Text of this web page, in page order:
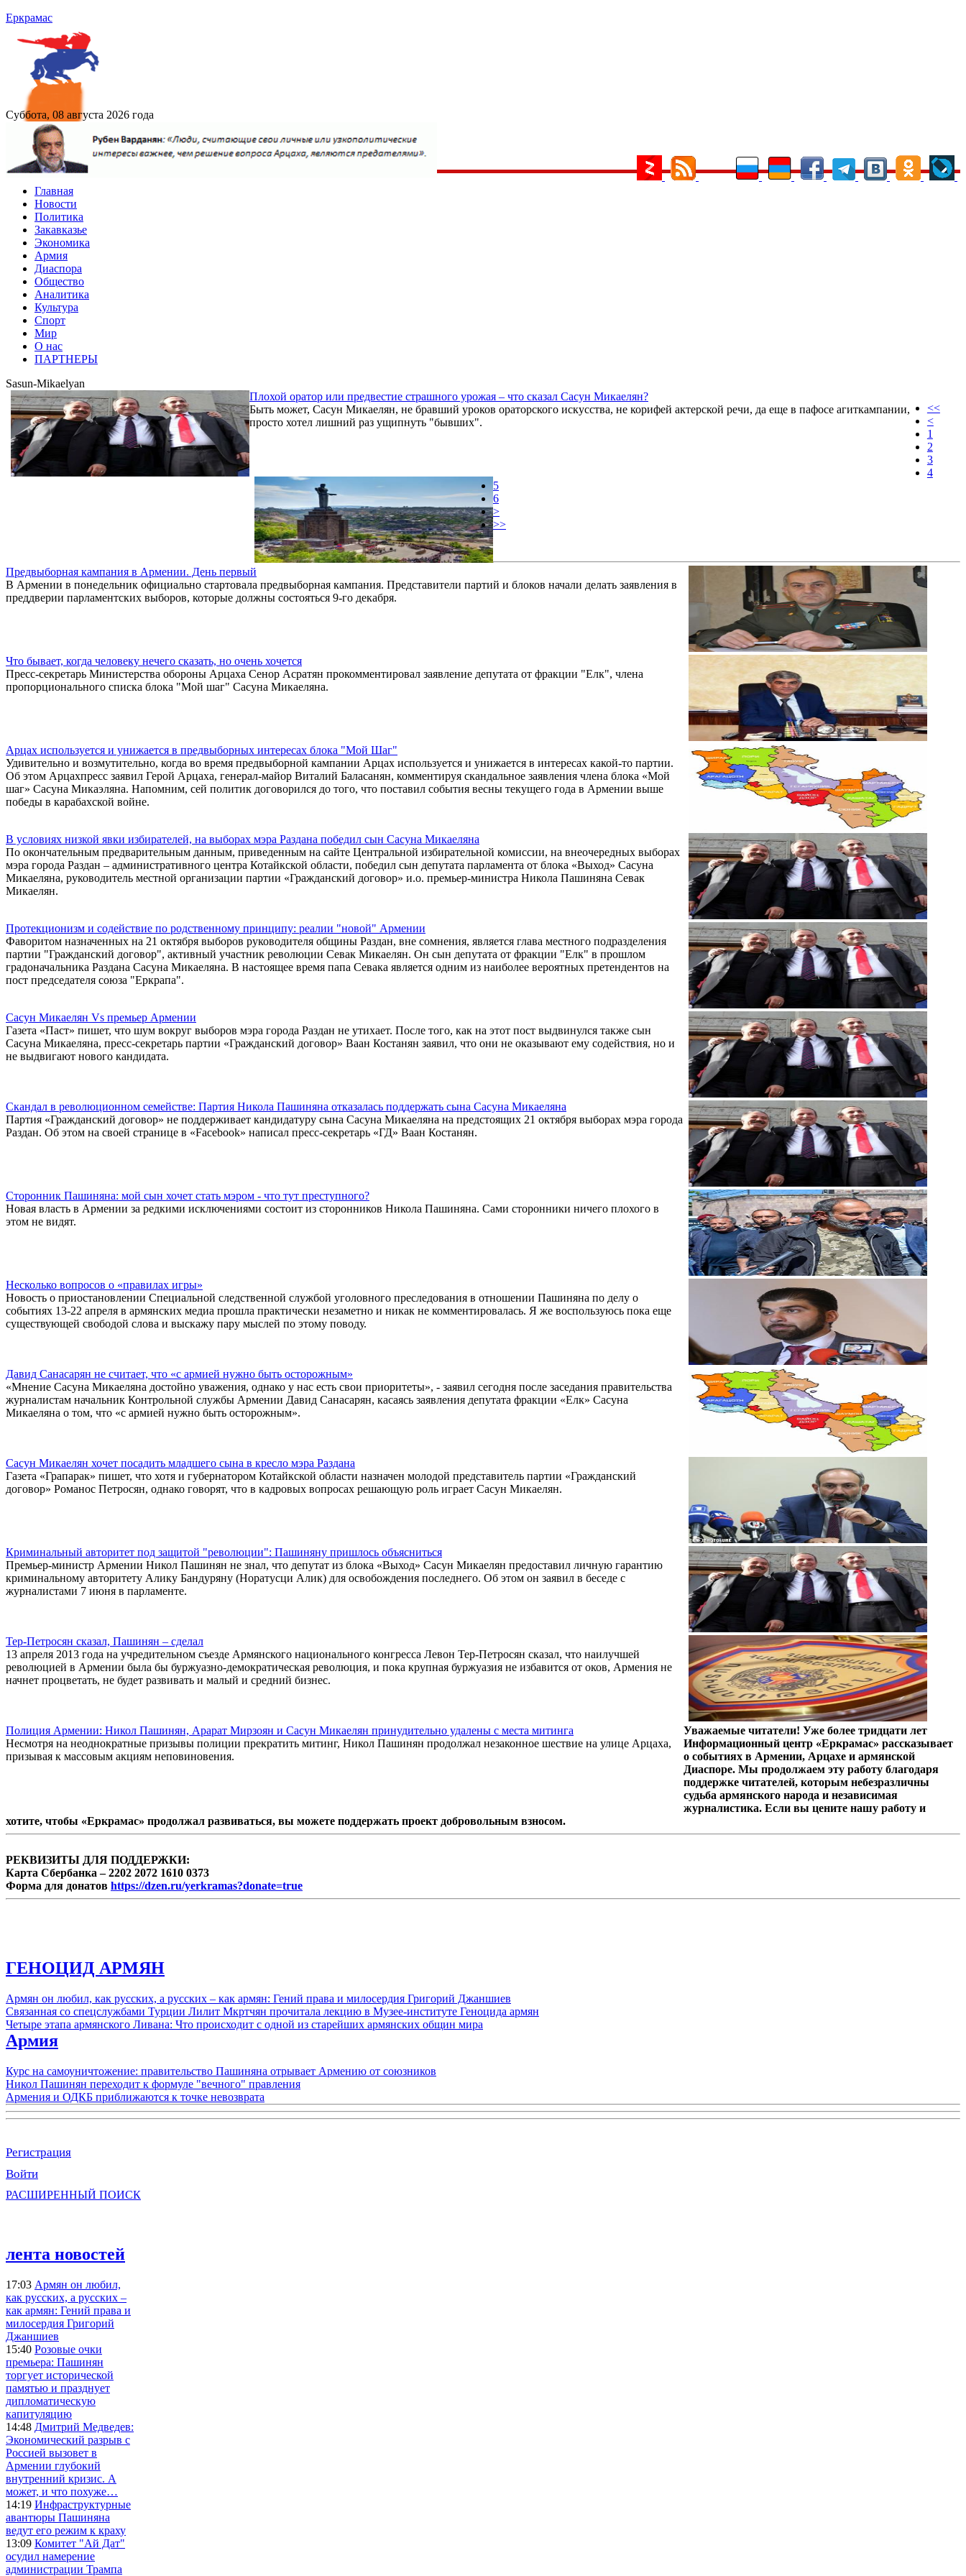
Еркрамас
Суббота, 08 августа 2026 года
Главная
Новости
Политика
Закавказье
Экономика
Армия
Диаспора
Общество
Аналитика
Культура
Спорт
Мир
О нас
ПАРТНЕРЫ
Sasun-Mikaelyan
Плохой оратор или предвестие страшного урожая – что сказал Сасун Микаелян?
Быть может, Сасун Микаелян, не бравший уроков ораторского искусства, не корифей актерской речи, да еще в пафосе агиткампании,
просто хотел лишний раз ущипнуть "бывших".
Предвыборная кампания в Армении. День первый
В Армении в понедельник официально стартовала предвыборная кампания. Представители партий и блоков начали делать заявления в
преддверии парламентских выборов, которые должны состояться 9-го декабря.
Что бывает, когда человеку нечего сказать, но очень хочется
Пресс-секретарь Министерства обороны Арцаха Сенор Асратян прокомментировал заявление депутата от фракции "Елк", члена
пропорционального списка блока "Мой шаг" Сасуна Микаеляна.
Арцах используется и унижается в предвыборных интересах блока "Мой Шаг"
Удивительно и возмутительно, когда во время предвыборной кампании Арцах используется и унижается в интересах какой-то партии.
Об этом Арцахпресс заявил Герой Арцаха, генерал-майор Виталий Баласанян, комментируя скандальное заявления члена блока «Мой
шаг» Сасуна Микаэляна. Напомним, сей политик договорился до того, что поставил события весны текущего года в Армении выше
победы в карабахской войне.
В условиях низкой явки избирателей, на выборах мэра Раздана победил сын Сасуна Микаеляна
По окончательным предварительным данным, приведенным на сайте Центральной избирательной комиссии, на внеочередных выборах
мэра города Раздан – административного центра Котайкской области, победил сын депутата парламента от блока «Выход» Сасуна
Микаеляна, руководитель местной организации партии «Гражданский договор» и.о. премьер-министра Никола Пашиняна Севак
Микаелян.
Протекционизм и содействие по родственному принципу: реалии "новой" Армении
Фаворитом назначенных на 21 октября выборов руководителя общины Раздан, вне сомнения, является глава местного подразделения
партии "Гражданский договор", активный участник революции Севак Микаелян. Он сын депутата от фракции "Елк" в прошлом
градоначальника Раздана Сасуна Микаеляна. В настоящее время папа Севака является одним из наиболее вероятных претендентов на
пост председателя союза "Еркрапа".
Сасун Микаелян Vs премьер Армении
Газета «Паст» пишет, что шум вокруг выборов мэра города Раздан не утихает. После того, как на этот пост выдвинулся также сын
Сасуна Микаеляна, пресс-секретарь партии «Гражданский договор» Ваан Костанян заявил, что они не оказывают ему содействия, но и
не выдвигают нового кандидата.
Скандал в революционном семействе: Партия Никола Пашиняна отказалась поддержать сына Сасуна Микаеляна
Партия «Гражданский договор» не поддерживает кандидатуру сына Сасуна Микаеляна на предстоящих 21 октября выборах мэра города
Раздан. Об этом на своей странице в «Facebook» написал пресс-секретарь «ГД» Ваан Костанян.
Сторонник Пашиняна: мой сын хочет стать мэром - что тут преступного?
Новая власть в Армении за редкими исключениями состоит из сторонников Никола Пашиняна. Сами сторонники ничего плохого в
этом не видят.
Несколько вопросов о «правилах игры»
Новость о приостановлении Специальной следственной службой уголовного преследования в отношении Пашиняна по делу о
событиях 13-22 апреля в армянских медиа прошла практически незаметно и никак не комментировалась. Я же воспользуюсь пока еще
существующей свободой слова и выскажу пару мыслей по этому поводу.
Давид Санасарян не считает, что «с армией нужно быть осторожным»
«Мнение Сасуна Микаеляна достойно уважения, однако у нас есть свои приоритеты», - заявил сегодня после заседания правительства
журналистам начальник Контрольной службы Армении Давид Санасарян, касаясь заявления депутата фракции «Елк» Сасуна
Микаеляна о том, что «с армией нужно быть осторожным».
Сасун Микаелян хочет посадить младшего сына в кресло мэра Раздана
Газета «Грапарак» пишет, что хотя и губернатором Котайкской области назначен молодой представитель партии «Гражданский
договор» Романос Петросян, однако говорят, что в кадровых вопросах решающую роль играет Сасун Микаелян.
Криминальный авторитет под защитой "революции": Пашиняну пришлось объясниться
Премьер-министр Армении Никол Пашинян не знал, что депутат из блока «Выход» Сасун Микаелян предоставил личную гарантию
криминальному авторитету Алику Бандуряну (Норатусци Алик) для освобождения последнего. Об этом он заявил в беседе с
журналистами 7 июня в парламенте.
Тер-Петросян сказал, Пашинян – сделал
13 апреля 2013 года на учредительном съезде Армянского национального конгресса Левон Тер-Петросян сказал, что наилучшей
революцией в Армении была бы буржуазно-демократическая революция, и пока крупная буржуазия не избавится от оков, Армения не
начнет процветать, не будет развивать и малый и средний бизнес.
Полиция Армении: Никол Пашинян, Арарат Мирзоян и Сасун Микаелян принудительно удалены с места митинга
Несмотря на неоднократные призывы полиции прекратить митинг, Никол Пашинян продолжал незаконное шествие на улице Арцаха,
призывая к массовым акциям неповиновения.
<<
<
1
2
3
4
5
6
>
>>
Уважаемые читатели! Уже более тридцати лет
Информационный центр «Еркрамас» рассказывает
о событиях в Армении, Арцахе и армянской
Диаспоре. Мы продолжаем эту работу благодаря
поддержке читателей, которым небезразличны
судьба армянского народа и независимая
журналистика. Если вы цените нашу работу и
хотите, чтобы «Еркрамас» продолжал развиваться, вы можете поддержать проект добровольным взносом.
РЕКВИЗИТЫ ДЛЯ ПОДДЕРЖКИ:
Карта Сбербанка – 2202 2072 1610 0373
Форма для донатов https://dzen.ru/yerkramas?donate=true
ГЕНОЦИД АРМЯН
Армян он любил, как русских, а русских – как армян: Гений права и милосердия Григорий Джаншиев
Связанная со спецслужбами Турции Лилит Мкртчян прочитала лекцию в Музее-институте Геноцида армян
Четыре этапа армянского Ливана: Что происходит с одной из старейших армянских общин мира
Армия
Курс на самоуничтожение: правительство Пашиняна отрывает Армению от союзников
Никол Пашинян переходит к формуле "вечного" правления
Армения и ОДКБ приближаются к точке невозврата
Регистрация
Войти
РАСШИРЕННЫЙ ПОИСК
лента новостей
17:03 Армян он любил,
как русских, а русских –
как армян: Гений права и
милосердия Григорий
Джаншиев
15:40 Розовые очки
премьера: Пашинян
торгует исторической
памятью и празднует
дипломатическую
капитуляцию
14:48 Дмитрий Медведев:
Экономический разрыв с
Россией вызовет в
Армении глубокий
внутренний кризис. А
может, и что похуже…
14:19 Инфраструктурные
авантюры Пашиняна
ведут его режим к краху
13:09 Комитет "Ай Дат"
осудил намерение
администрации Трампа